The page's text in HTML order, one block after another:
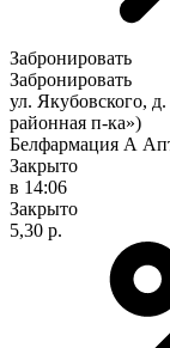
Забронировать
Забронировать
ул. Якубовского,
районная п-ка»)
Белфармация А
Закрыто
в 14:06
Закрыто
5,30 р.